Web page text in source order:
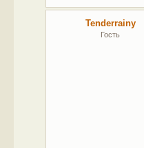
Tenderrainy
Гость